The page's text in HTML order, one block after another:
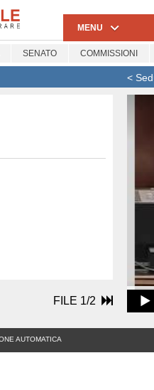
MENU
SENATO COMMISSIONI
<
FILE 1/2
AUTOMATICA